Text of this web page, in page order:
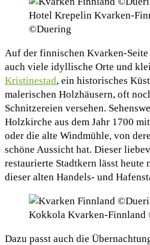
Hotel Krepelin Kvarken-
©Duering
Auf der finnischen Kvarken-
auch viele idyllische Orte und
Kristinestad, ein historisches
malerischen Holzhäusern, oft
Schnitzereien versehen.
Holzkirche aus dem Jahr 1700
oder die alte Windmühle, von
schöne Aussicht hat. Dieser
restaurierte Stadtkern lässt heute
dieser alten Handels- und
Kokkola Kvarken-Finnland
Dazu passt auch die